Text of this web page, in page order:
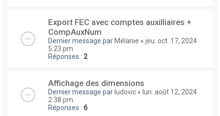
Export FEC avec comptes auxilliaires +
CompAuxNum
Dernier message par Mélanie « jeu. oct. 17, 2024
5:23 pm
Réponses : 2
Affichage des dimensions
Dernier message par ludovic « lun. août 12, 2024
2:38 pm
Réponses : 6